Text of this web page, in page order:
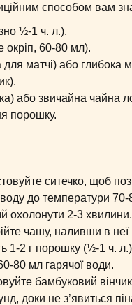
способом вам
½-1 ч. л.).
окріп, 60-80 мл).
матчі) або глибока
або звичайна чайна
порошку.
ситечко, щоб
воду до температури
охолонути 2-3 хвилини.
чашу, наливши в
1-2 г порошку (½-1 ч.
80 мл гарячої води.
бамбуковий
доки не з’явиться